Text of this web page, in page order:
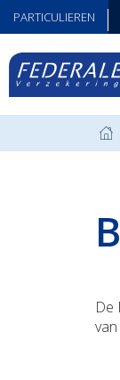
PARTICULIEREN
De